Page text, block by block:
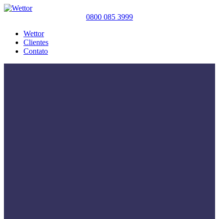
0800 085 3999
Wettor
Clientes
Contato